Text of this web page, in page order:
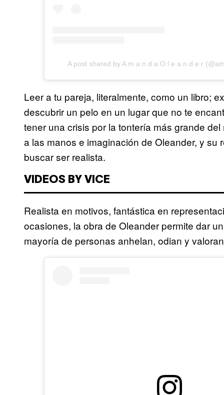
A post shared by A m a n d a O l e a n d e r
Leer a tu pareja, literalmente, como un libro;
descubrir un pelo en un lugar que no te
tener una crisis por la tontería más grande
a las manos e imaginación de Oleander, y
buscar ser realista.
VIDEOS BY VICE
Realista en motivos, fantástica en
ocasiones, la obra de Oleander permite dar
mayoría de personas anhelan, odian y